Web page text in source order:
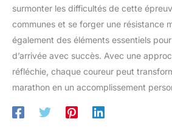
surmonter les difficultés de cette
communes et se forger une résistance
également des éléments essentiels
d’arrivée avec succès. Avec une
réfléchie, chaque coureur peut
marathon en un accomplissement